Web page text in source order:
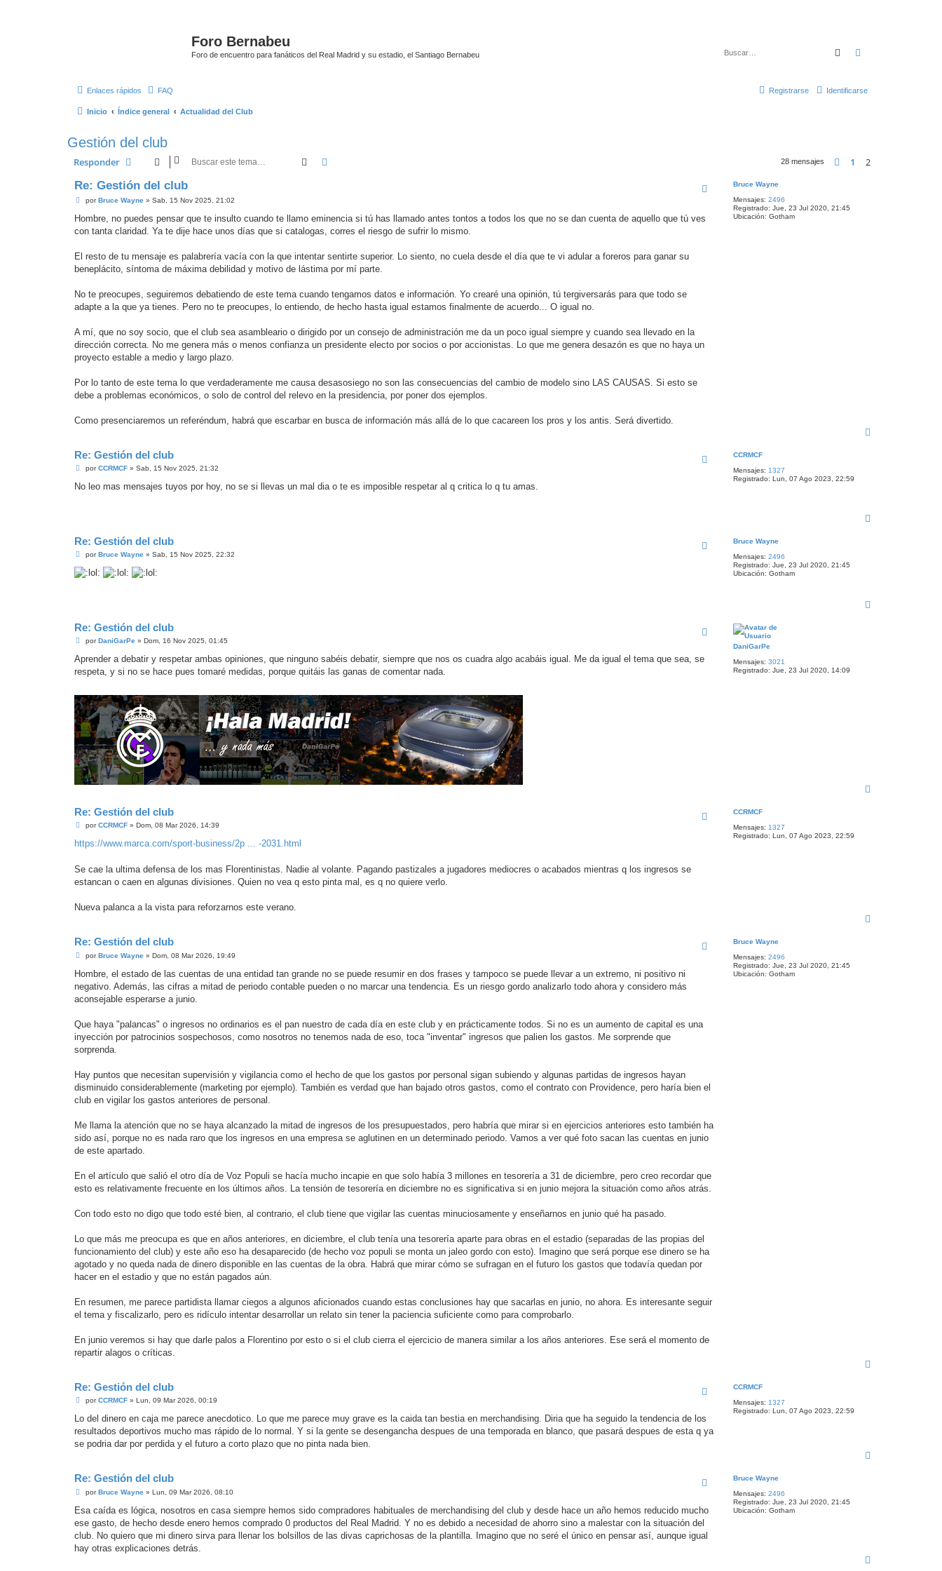
Foro Bernabeu
Foro de encuentro para fanáticos del Real Madrid y su estadio, el Santiago Bernabeu Buscar
Enlaces rápidos FAQ Identificarse
Registrarse
Inicio Índice general Actualidad del Club
Gestión del club
Responder Buscar 28 mensajes Anterior
1 2
Bruce Wayne
Mensajes: 2496
Registrado: Jue, 23 Jul 2020, 21:45
Ubicación: Gotham
Re: Gestión del club
M
n
a
porBruce Wayne» Sab, 15 Nov 2025, 21:02
Hombre, no puedes pensar que te insulto cuando te llamo eminencia si tú has llamado antes tontos a todos los que no se dan cuenta de aquello que tú ves
con tanta claridad. Ya te dije hace unos días que si catalogas, corres el riesgo de sufrir lo mismo.
El resto de tu mensaje es palabrería vacía con la que intentar sentirte superior. Lo siento, no cuela desde el día que te vi adular a foreros para ganar su
beneplácito, síntoma de máxima debilidad y motivo de lástima por mí parte.
No te preocupes, seguiremos debatiendo de este tema cuando tengamos datos e información. Yo crearé una opinión, tú tergiversarás para que todo se
adapte a la que ya tienes. Pero no te preocupes, lo entiendo, de hecho hasta igual estamos finalmente de acuerdo... O igual no.
A mí, que no soy socio, que el club sea asambleario o dirigido por un consejo de administración me da un poco igual siempre y cuando sea llevado en la
dirección correcta. No me genera más o menos confianza un presidente electo por socios o por accionistas. Lo que me genera desazón es que no haya un
proyecto estable a medio y largo plazo.
Por lo tanto de este tema lo que verdaderamente me causa desasosiego no son las consecuencias del cambio de modelo sino LAS CAUSAS. Si esto se
debe a problemas económicos, o solo de control del relevo en la presidencia, por poner dos ejemplos.
Como presenciaremos un referéndum, habrá que escarbar en busca de información más allá de lo que cacareen los pros y los antis. Será divertido.
CCRMCF
Mensajes: 1327
Registrado: Lun, 07 Ago 2023, 22:59
Re: Gestión del club
M
n
porCCRMCF» Sab, 15 Nov 2025, 21:32
No leo mas mensajes tuyos por hoy, no se si llevas un mal dia o te es imposible respetar al q critica lo q tu amas.
Bruce Wayne
Mensajes: 2496
Registrado: Jue, 23 Jul 2020, 21:45
Ubicación: Gotham
Re: Gestión del club
M
n
s
porBruce Wayne» Sab, 15 Nov 2025, 22:32
DaniGarPe
Mensajes: 3021
Registrado: Jue, 23 Jul 2020, 14:09
Re: Gestión del club
M
n
a
porDaniGarPe» Dom, 16 Nov 2025, 01:45
Aprender a debatir y respetar ambas opiniones, que ninguno sabéis debatir, siempre que nos os cuadra algo acabáis igual. Me da igual el tema que sea, se
respeta, y si no se hace pues tomaré medidas, porque quitáis las ganas de comentar nada.
CCRMCF
Mensajes: 1327
Registrado: Lun, 07 Ago 2023, 22:59
Re: Gestión del club
M
n
s
j
e
porCCRMCF» Dom, 08 Mar 2026, 14:39
https://www.marca.com/sport-business/2p ... -2031.html
Se cae la ultima defensa de los mas Florentinistas. Nadie al volante. Pagando pastizales a jugadores mediocres o acabados mientras q los ingresos se
estancan o caen en algunas divisiones. Quien no vea q esto pinta mal, es q no quiere verlo.
Nueva palanca a la vista para reforzarnos este verano.
Bruce Wayne
Mensajes: 2496
Registrado: Jue, 23 Jul 2020, 21:45
Ubicación: Gotham
Re: Gestión del club
M
n
a
j
porBruce Wayne» Dom, 08 Mar 2026, 19:49
Hombre, el estado de las cuentas de una entidad tan grande no se puede resumir en dos frases y tampoco se puede llevar a un extremo, ni positivo ni
negativo. Además, las cifras a mitad de periodo contable pueden o no marcar una tendencia. Es un riesgo gordo analizarlo todo ahora y considero más
aconsejable esperarse a junio.
Que haya "palancas" o ingresos no ordinarios es el pan nuestro de cada día en este club y en prácticamente todos. Si no es un aumento de capital es una
inyección por patrocinios sospechosos, como nosotros no tenemos nada de eso, toca "inventar" ingresos que palien los gastos. Me sorprende que
sorprenda.
Hay puntos que necesitan supervisión y vigilancia como el hecho de que los gastos por personal sigan subiendo y algunas partidas de ingresos hayan
disminuido considerablemente (marketing por ejemplo). También es verdad que han bajado otros gastos, como el contrato con Providence, pero haría bien el
club en vigilar los gastos anteriores de personal.
Me llama la atención que no se haya alcanzado la mitad de ingresos de los presupuestados, pero habría que mirar si en ejercicios anteriores esto también ha
sido así, porque no es nada raro que los ingresos en una empresa se aglutinen en un determinado periodo. Vamos a ver qué foto sacan las cuentas en junio
de este apartado.
En el artículo que salió el otro día de Voz Populi se hacía mucho incapie en que solo había 3 millones en tesorería a 31 de diciembre, pero creo recordar que
esto es relativamente frecuente en los últimos años. La tensión de tesorería en diciembre no es significativa si en junio mejora la situación como años atrás.
Con todo esto no digo que todo esté bien, al contrario, el club tiene que vigilar las cuentas minuciosamente y enseñarnos en junio qué ha pasado.
Lo que más me preocupa es que en años anteriores, en diciembre, el club tenía una tesorería aparte para obras en el estadio (separadas de las propias del
funcionamiento del club) y este año eso ha desaparecido (de hecho voz populi se monta un jaleo gordo con esto). Imagino que será porque ese dinero se ha
agotado y no queda nada de dinero disponible en las cuentas de la obra. Habrá que mirar cómo se sufragan en el futuro los gastos que todavía quedan por
hacer en el estadio y que no están pagados aún.
En resumen, me parece partidista llamar ciegos a algunos aficionados cuando estas conclusiones hay que sacarlas en junio, no ahora. Es interesante seguir
el tema y fiscalizarlo, pero es ridículo intentar desarrollar un relato sin tener la paciencia suficiente como para comprobarlo.
En junio veremos si hay que darle palos a Florentino por esto o si el club cierra el ejercicio de manera similar a los años anteriores. Ese será el momento de
repartir alagos o críticas.
CCRMCF
Mensajes: 1327
Registrado: Lun, 07 Ago 2023, 22:59
Re: Gestión del club
M
n
a
j
porCCRMCF» Lun, 09 Mar 2026, 00:19
Lo del dinero en caja me parece anecdotico. Lo que me parece muy grave es la caida tan bestia en merchandising. Diria que ha seguido la tendencia de los
resultados deportivos mucho mas rápido de lo normal. Y si la gente se desengancha despues de una temporada en blanco, que pasará despues de esta q ya
se podria dar por perdida y el futuro a corto plazo que no pinta nada bien.
Bruce Wayne
Mensajes: 2496
Registrado: Jue, 23 Jul 2020, 21:45
Ubicación: Gotham
Re: Gestión del club
M
n
a
j
porBruce Wayne» Lun, 09 Mar 2026, 08:10
Esa caída es lógica, nosotros en casa siempre hemos sido compradores habituales de merchandising del club y desde hace un año hemos reducido mucho
ese gasto, de hecho desde enero hemos comprado 0 productos del Real Madrid. Y no es debido a necesidad de ahorro sino a malestar con la situación del
club. No quiero que mi dinero sirva para llenar los bolsillos de las divas caprichosas de la plantilla. Imagino que no seré el único en pensar así, aunque igual
hay otras explicaciones detrás.